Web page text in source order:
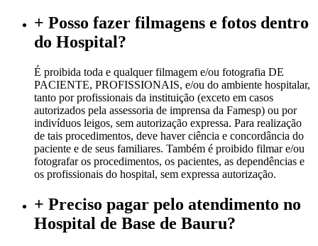
+ Posso fazer filmagens e fotos dentro
do Hospital?
É proibida toda e qualquer filmagem e/ou fotografia DE
PACIENTE, PROFISSIONAIS, e/ou do ambiente hospitalar,
tanto por profissionais da instituição (exceto em casos
autorizados pela assessoria de imprensa da Famesp) ou por
indivíduos leigos, sem autorização expressa. Para realização
de tais procedimentos, deve haver ciência e concordância do
paciente e de seus familiares. Também é proibido filmar e/ou
fotografar os procedimentos, os pacientes, as dependências e
os profissionais do hospital, sem expressa autorização.
+ Preciso pagar pelo atendimento no
Hospital de Base de Bauru?